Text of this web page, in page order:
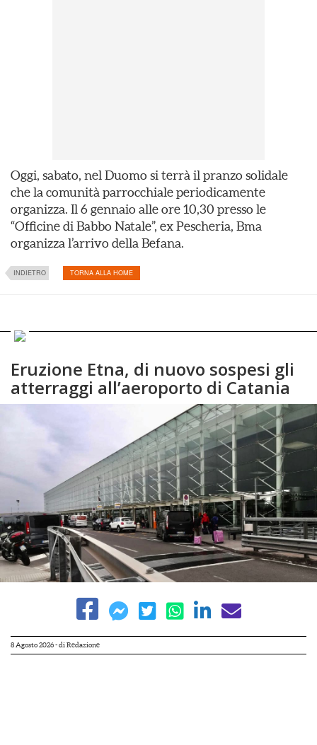
Oggi, sabato, nel Duomo si terrà il pranzo solidale
che la comunità parrocchiale periodicamente
organizza. Il 6 gennaio alle ore 10,30 presso le
“Officine di Babbo Natale”, ex Pescheria, Bma
organizza l’arrivo della Befana.
INDIETRO TORNA ALLA HOME
Eruzione Etna, di nuovo sospesi gli
atterraggi all’aeroporto di Catania
8 Agosto 2026- di Redazione